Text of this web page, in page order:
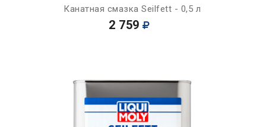
Канатная смазка Seilfett - 0,5 л
2 759